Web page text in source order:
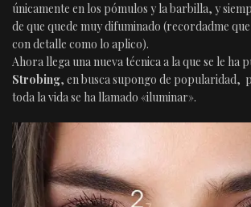
únicamente en los pómulos y la barbilla, y
de que quede muy difuminado (recordadme
con detalle como lo aplico).
Ahora llega una nueva técnica a la que se le ha
Strobing, en busca supongo de popularidad,
toda la vida se ha llamado «iluminar».